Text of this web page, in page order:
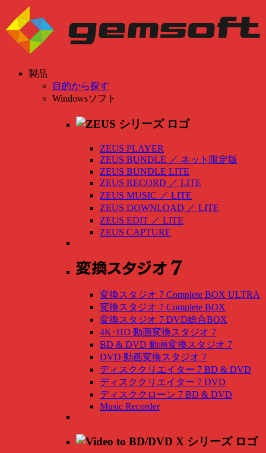
製品
目的から探す
Windowsソフト
ZEUS PLAYER
ZEUS BUNDLE ／ ネット限定版
ZEUS BUNDLE LITE
ZEUS RECORD ／ LITE
ZEUS MUSIC ／ LITE
ZEUS DOWNLOAD ／ LITE
ZEUS EDIT ／ LITE
ZEUS CAPTURE
変換スタジオ 7 Complete BOX ULTRA
変換スタジオ 7 Complete BOX
変換スタジオ 7 DVD総合BOX
4K･HD 動画変換スタジオ 7
BD & DVD 動画変換スタジオ 7
DVD 動画変換スタジオ 7
ディスククリエイター 7 BD & DVD
ディスククリエイター 7 DVD
ディスククローン 7 BD & DVD
Music Recorder